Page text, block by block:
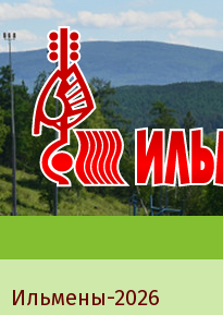
меню
Ильмены-2026